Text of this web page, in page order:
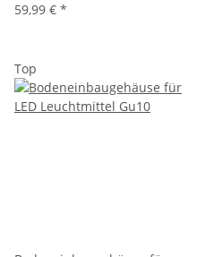
59,99 € *
Top